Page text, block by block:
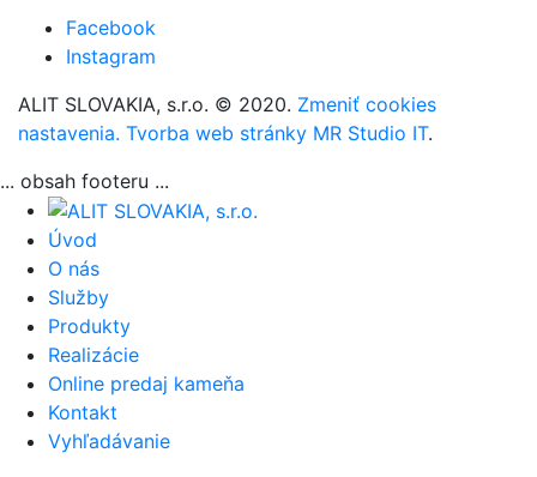
Facebook
Instagram
ALIT SLOVAKIA, s.r.o. © 2020. Zmeniť cookies
nastavenia. Tvorba web stránky MR Studio IT.
... obsah footeru ...
Úvod
O nás
Služby
Produkty
Realizácie
Online predaj kameňa
Kontakt
Vyhľadávanie